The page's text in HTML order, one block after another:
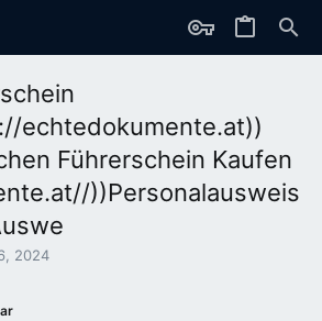
echtedokumente.at))
Führerschein Kaufen
))Personalausweis
2024